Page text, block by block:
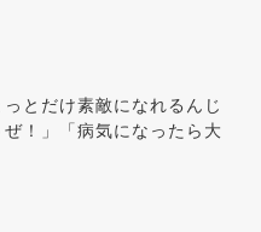
とだけ素敵になれるんじ
！」「病気になったら大